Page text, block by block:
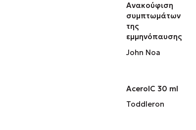
Ανακούφιση
συμπτωμάτων
της
εμμηνόπαυσης
John Noa
AcerolC 30 ml
Toddleron